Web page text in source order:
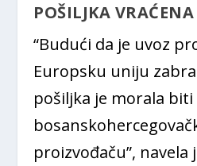
POŠILJKA
“Budući da je uvoz
Europsku uniju
pošiljka je morala biti
proizvođaču”, navela